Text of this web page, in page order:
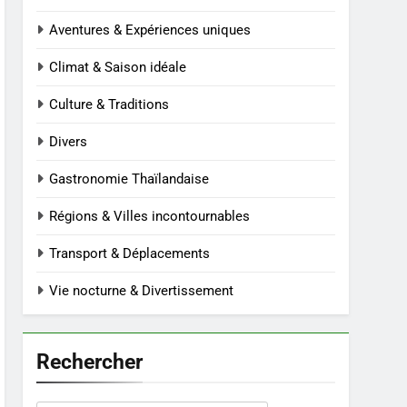
Aventures & Expériences uniques
Climat & Saison idéale
Culture & Traditions
Divers
Gastronomie Thaïlandaise
Régions & Villes incontournables
Transport & Déplacements
Vie nocturne & Divertissement
Rechercher